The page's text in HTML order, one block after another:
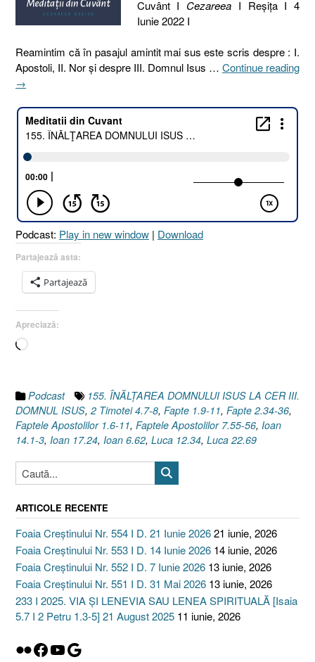
Cuvânt I Cezareea I Reşiţa I 4
Iunie 2022 I
Reamintim că în pasajul amintit mai sus este scris despre : I.
Apostoli, II. Nor şi despre III. Domnul Isus … Continue reading
„155.
DOMNULUI
ISUS
CER
III.
DOMNUL
ISUS
[Faptele
Apostolilor
1.6-
11]”
→
Podcast: Play in new window | Download
Partajează asta:
Partajează
Apreciază:
Încarc...
Podcast
155. ÎNĂLŢAREA DOMNULUI ISUS LA CER III.
DOMNUL ISUS, 2 Timotei 4.7-8, Fapte 1.9-11, Fapte 2.34-36,
Faptele Apostolilor 1.6-11, Faptele Apostolilor 7.55-56, Ioan
14.1-3, Ioan 17.24, Ioan 6.62, Luca 12.34, Luca 22.69
ARTICOLE RECENTE
Foaia Creștinului Nr. 554 I D. 21 Iunie 202621 iunie, 2026
Foaia Creștinului Nr. 553 I D. 14 Iunie 2026 14 iunie, 2026
Foaia Creștinului Nr. 552 I D. 7 Iunie 2026 13 iunie, 2026
Foaia Creștinului Nr. 551 I D. 31 Mai 2026 13 iunie, 2026
233 I 2025. VIA ȘI LENEVIA SAU LENEA SPIRITUALĂ [Isaia
5.7 I 2 Petru 1.3-5] 21 August 2025 11 iunie, 2026
Flickr
Facebook
YouTube
Google